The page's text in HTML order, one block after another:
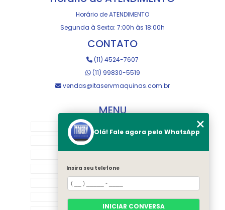
Horário de ATENDIMENTO
Segunda à Sexta: 7:00h às 18:00h
CONTATO
(11) 4524-7607
(11) 99830-5519
vendas@itaservmaquinas.com.br
MENU
MANUTENÇÃO E USINAGEM
LOJA
EQUIPAMENTOS
RASTREAMENTO
Olá! Fale agora pelo WhatsApp
Insira seu telefone
INICIAR CONVERSA